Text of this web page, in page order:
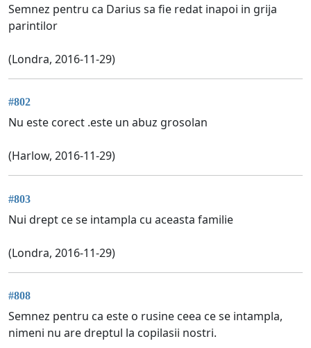
Semnez pentru ca Darius sa fie redat inapoi in grija
parintilor
(Londra, 2016-11-29)
#802
Nu este corect .este un abuz grosolan
(Harlow, 2016-11-29)
#803
Nui drept ce se intampla cu aceasta familie
(Londra, 2016-11-29)
#808
Semnez pentru ca este o rusine ceea ce se intampla,
nimeni nu are dreptul la copilasii nostri.